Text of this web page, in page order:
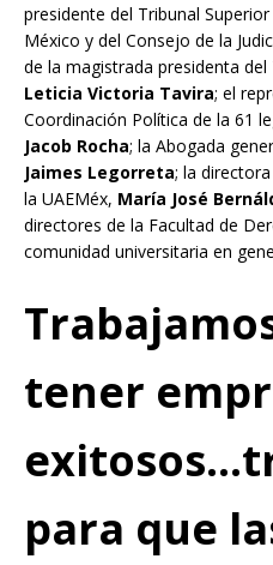
presidente del Tribunal
México y del Consejo de la
de la magistrada presidenta
Leticia Victoria Tavira; el
Coordinación Política de la 61
Jacob Rocha; la Abogada
Jaimes Legorreta; la
la UAEMéx, María José
directores de la Facultad de
comunidad universitaria en
tener
para que